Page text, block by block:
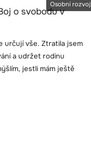
Osobní rozvoj
o svobodu v
určují vše. Ztratila jsem
a udržet rodinu
jestli mám ještě